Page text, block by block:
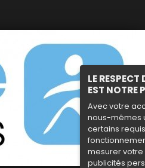
LE RESPECT
EST NOTRE
Avec votre
nous-mêmes
certains
mesurer votre
publicités